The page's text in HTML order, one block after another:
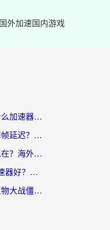
国外加速国内游戏
国外玩国服龙之谷用什么加速器最好？一份给海外游子的终极指南
海外党玩王牌战士总掉帧延迟？这份王牌战士延迟加速器终极指南救你命
国外能打战舰少女吗现在？海外玩家的国服游戏加速终极指南
国外冒险岛2用什么加速器好？海外党国服游戏畅玩全攻略（附鸣潮哈利波特加速技巧）
国外用什么加速器打植物大战僵尸好？海外党国服游戏加速终极指南